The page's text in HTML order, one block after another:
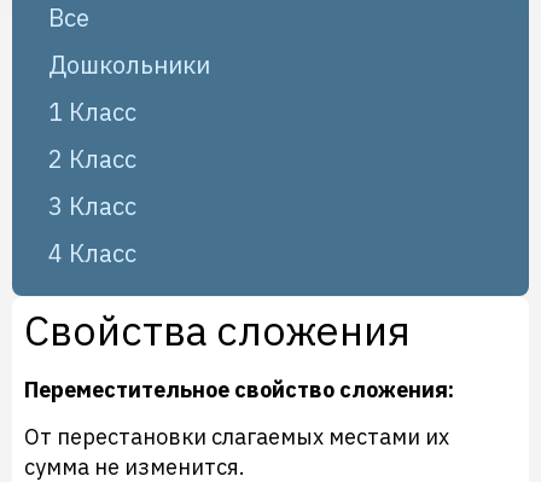
Все
Дошкольники
1 Класс
2 Класс
3 Класс
4 Класс
Свойства сложения
Переместительное свойство сложения:
От перестановки слагаемых местами их
сумма не изменится.